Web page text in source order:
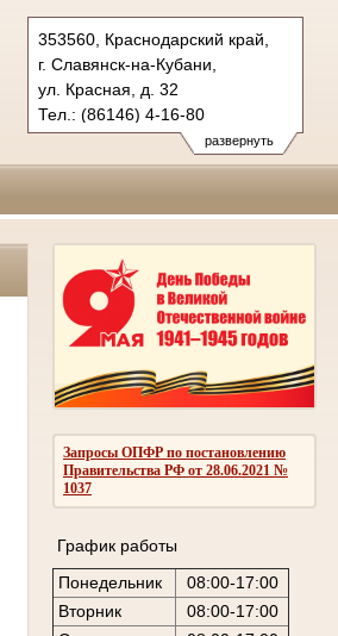
развернуть
353560, Краснодарский край,
г. Славянск-на-Кубани,
ул. Красная, д. 32
Тел.: (86146) 4-16-80
slavynsk-gor.krd@sudrf.ru
Запросы ОПФР по постановлению
Правительства РФ от 28.06.2021 №
1037
График работы
Понедельник
08:00-17:00
Вторник
08:00-17:00